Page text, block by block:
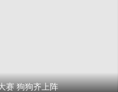
赛 狗狗齐上阵